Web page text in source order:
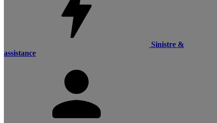
Sinistre &
assistance